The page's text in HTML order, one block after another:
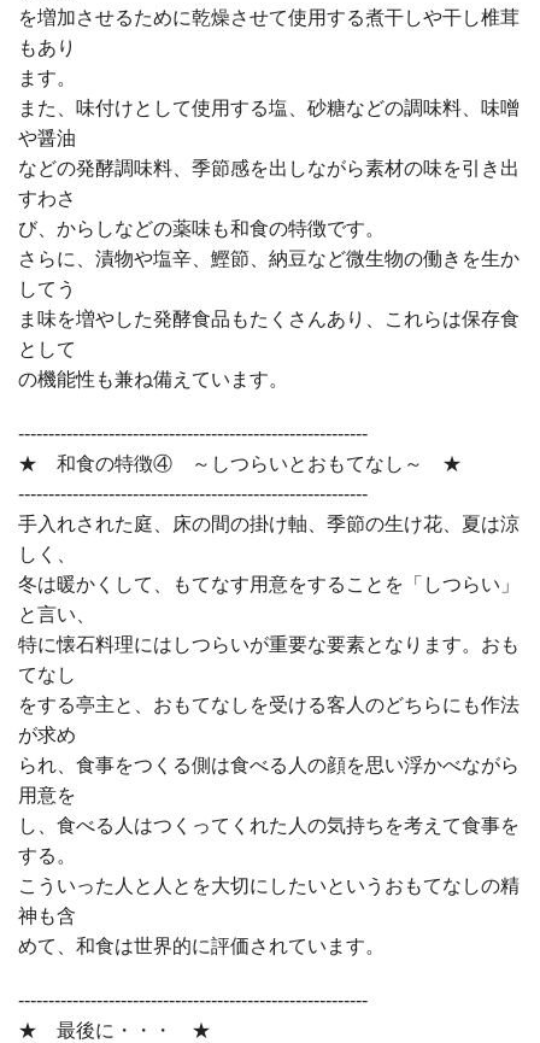
を増加させるために乾燥させて使用する煮干しや干し椎茸
もあり
ます。
また、味付けとして使用する塩、砂糖などの調味料、味噌
や醤油
などの発酵調味料、季節感を出しながら素材の味を引き出
すわさ
び、からしなどの薬味も和食の特徴です。
さらに、漬物や塩辛、鰹節、納豆など微生物の働きを生か
してう
ま味を増やした発酵食品もたくさんあり、これらは保存食
として
の機能性も兼ね備えています。
----------------------------------------------------------
★ 和食の特徴④ ～しつらいとおもてなし～ ★
----------------------------------------------------------
手入れされた庭、床の間の掛け軸、季節の生け花、夏は涼
しく、
冬は暖かくして、もてなす用意をすることを「しつらい」
と言い、
特に懐石料理にはしつらいが重要な要素となります。おも
てなし
をする亭主と、おもてなしを受ける客人のどちらにも作法
が求め
られ、食事をつくる側は食べる人の顔を思い浮かべながら
用意を
し、食べる人はつくってくれた人の気持ちを考えて食事を
する。
こういった人と人とを大切にしたいというおもてなしの精
神も含
めて、和食は世界的に評価されています。
----------------------------------------------------------
★ 最後に・・・ ★